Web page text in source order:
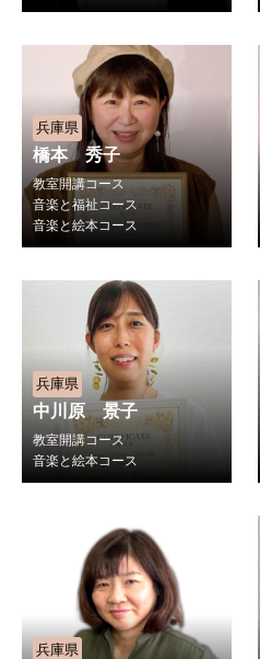
兵庫県
橋本 秀子
教室開講コース
音楽と福祉コース
音楽と絵本コース
兵庫県
中川原 景子
教室開講コース
音楽と絵本コース
兵庫県